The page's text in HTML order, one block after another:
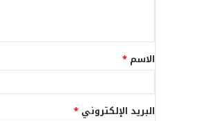
ق
*
الاسم *
البريد الإلكتروني *